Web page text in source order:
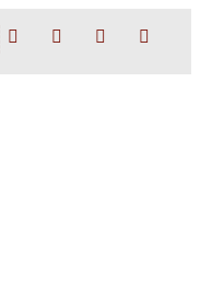
FacebookInstagramTikTok